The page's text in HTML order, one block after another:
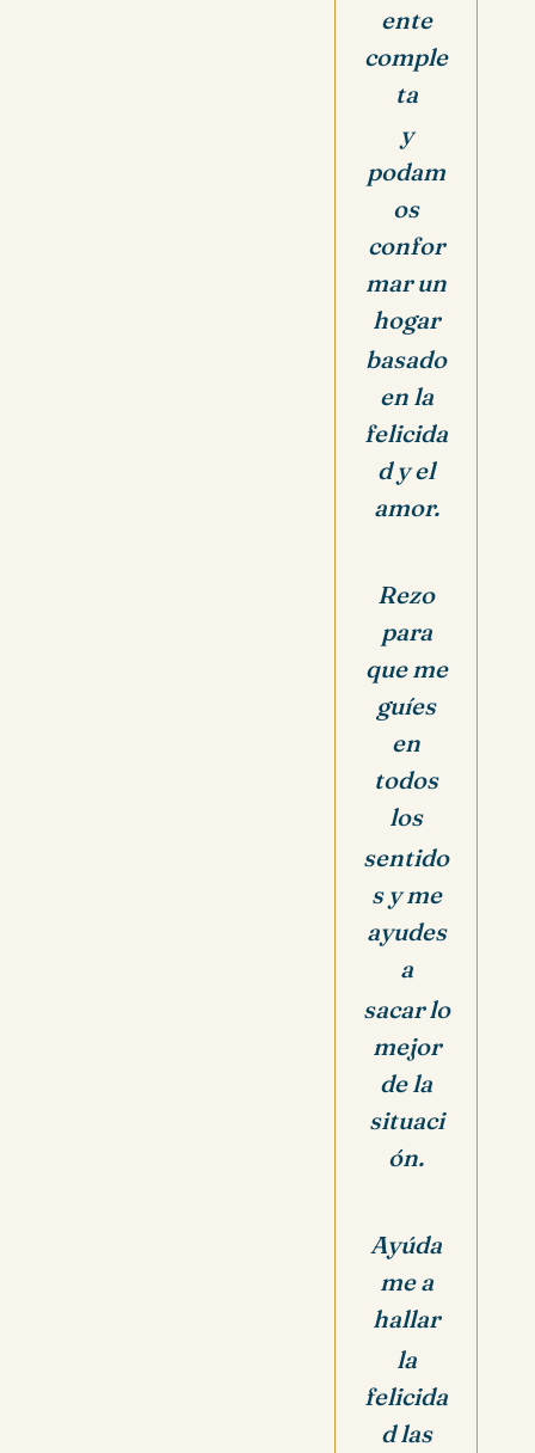
ente
comple
ta
y
podam
os
confor
mar un
hogar
basado
en la
felicida
d y el
amor.
Rezo
para
que me
guíes
en
todos
los
sentido
s y me
ayudes
a
sacar lo
mejor
de la
situaci
ón.
Ayúda
me a
hallar
la
felicida
d las